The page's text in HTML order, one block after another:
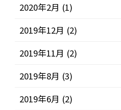
2020年2月 (1)
2019年12月 (2)
2019年11月 (2)
2019年8月 (3)
2019年6月 (2)